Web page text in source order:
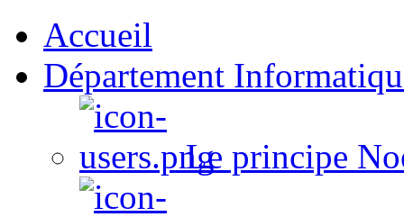
Accueil
Département
Le principe